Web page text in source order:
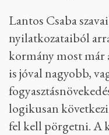
Lantos Csaba
nyilatkozataiból
kormány most már
is jóval nagyobb,
logikusan
fel kell pörgetni. A